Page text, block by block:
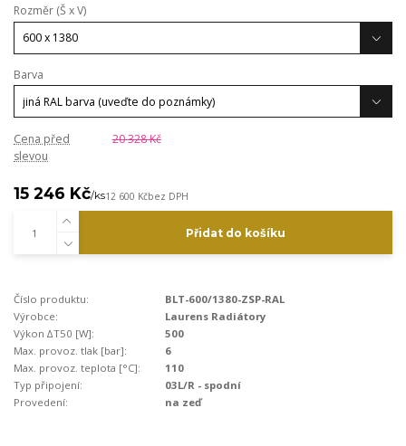
Rozměr (Š x V)
Barva
Cena před
slevou
20 328 Kč
15 246 Kč/ks12 600 Kčbez DPH
Přidat do košíku
Číslo produktu:
BLT-600/1380-ZSP-RAL
Výrobce:
Laurens Radiátory
Výkon ∆T50 [W]:
500
Max. provoz. tlak [bar]:
6
Max. provoz. teplota [°C]:
110
Typ připojení:
03L/R - spodní
Provedení:
na zeď